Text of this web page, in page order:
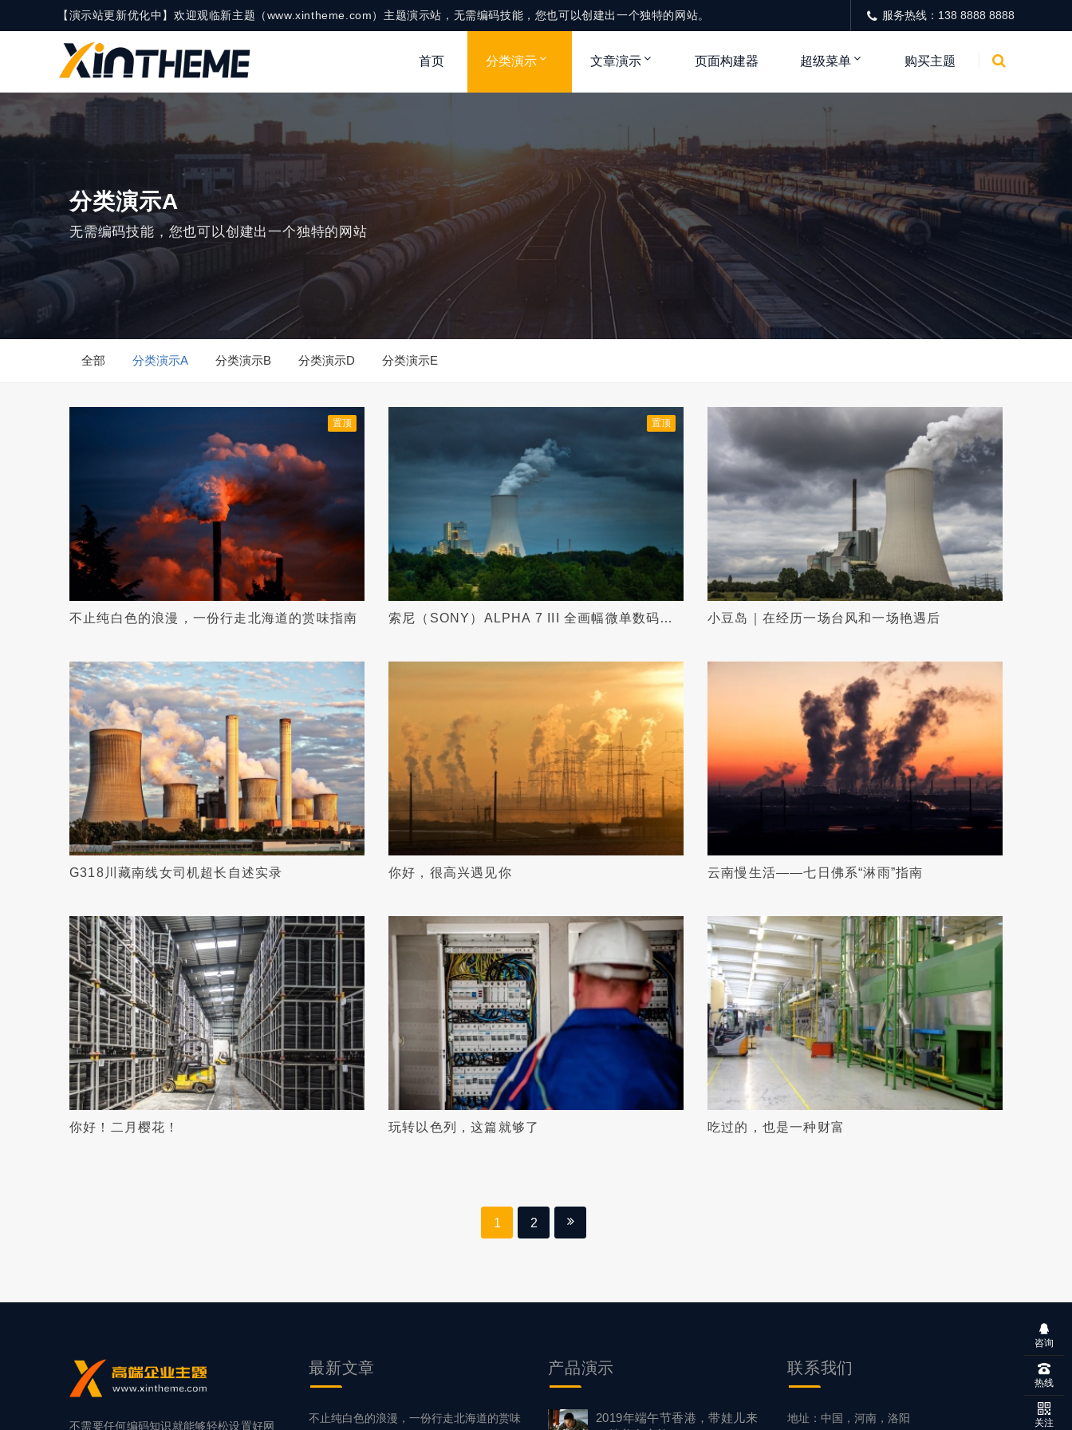
【演示站更新优化中】欢迎观临新主题（www.xintheme.com）主题演示站，无需编码技能，您也可以创建出一个独特的网站。 服务热线：138 8888 8888
首页 分类演示 文章演示 页面构建器 超级菜单 购买主题
分类演示A
无需编码技能，您也可以创建出一个独特的网站
全部 分类演示A 分类演示B 分类演示D 分类演示E
置顶
不止纯白色的浪漫，一份行走北海道的赏味指南
置顶
索尼（SONY）ALPHA 7 III 全画幅微单数码相
小豆岛｜在经历一场台风和一场艳遇后
G318川藏南线女司机超长自述实录 你好，很高兴遇见你 云南慢生活——七日佛系“淋雨”指南
你好！二月樱花！ 玩转以色列，这篇就够了 吃过的，也是一种财富
1 2
不需要任何编码知识就能够轻松设置好网
最新文章
不止纯白色的浪漫，一份行走北海道的赏味
产品演示
2019年端午节香港，带娃儿来
联系我们
地址：中国，河南，洛阳
咨询
热线
关注